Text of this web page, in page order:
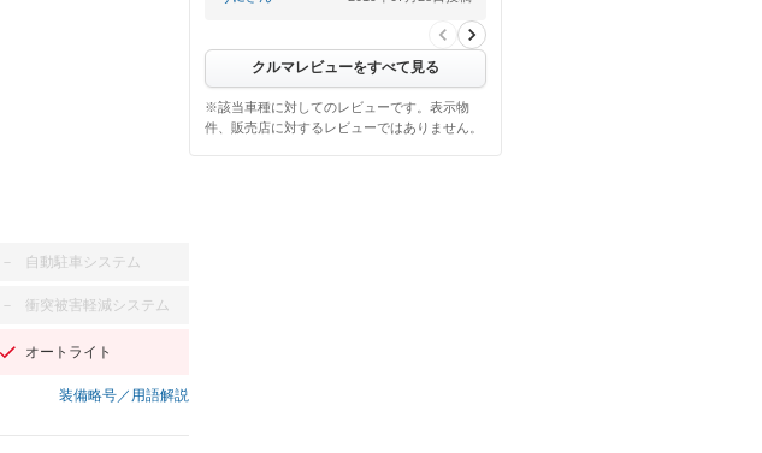
－ 自動駐車システム
－ 衝突被害軽減システム
オートライト
装備略号／用語解説
【悪い点】…
クルマレビューをすべて見る
※該当車種に対してのレビューです。表示物
件、販売店に対するレビューではありません。